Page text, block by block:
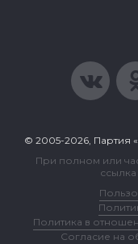
© 2005-2026, Партия
При полном или
Политика в
Согласие на